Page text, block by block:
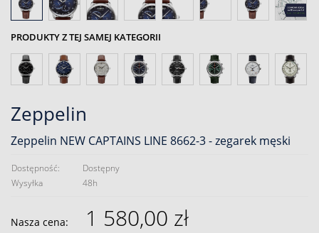
PRODUKTY Z TEJ SAMEJ KATEGORII
Zeppelin
Zeppelin NEW CAPTAINS LINE 8662-3 - zegarek męski
Dostępność:
Dostępny
Wysyłka
48h
Nasza cena: 1 580,00 zł